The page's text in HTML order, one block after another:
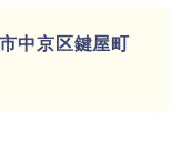
中京区鍵屋町